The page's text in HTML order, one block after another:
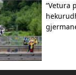
“Vetura